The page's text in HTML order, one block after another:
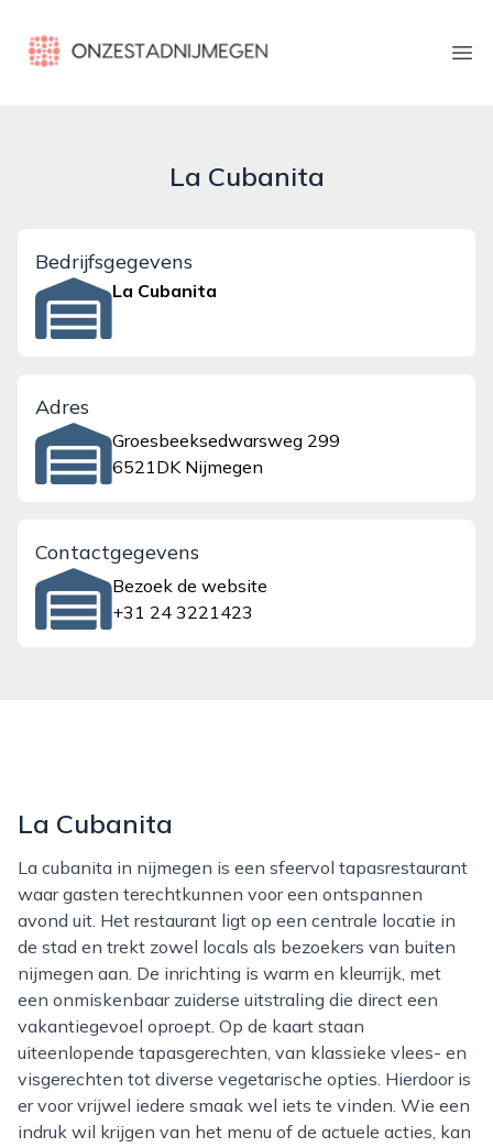
onzestadnijmegen.nl
La Cubanita
Bedrijfsgegevens
La Cubanita
Adres
Groesbeeksedwarsweg 299
6521DK Nijmegen
Contactgegevens
Bezoek de website
+31 24 3221423
La Cubanita
La cubanita in nijmegen is een sfeervol tapasrestaurant
waar gasten terechtkunnen voor een ontspannen
avond uit. Het restaurant ligt op een centrale locatie in
de stad en trekt zowel locals als bezoekers van buiten
nijmegen aan. De inrichting is warm en kleurrijk, met
een onmiskenbaar zuiderse uitstraling die direct een
vakantiegevoel oproept. Op de kaart staan
uiteenlopende tapasgerechten, van klassieke vlees- en
visgerechten tot diverse vegetarische opties. Hierdoor is
er voor vrijwel iedere smaak wel iets te vinden. Wie een
indruk wil krijgen van het menu of de actuele acties, kan